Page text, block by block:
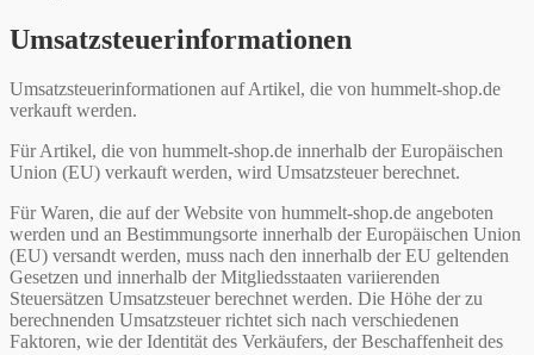
Umsatzsteuerinformationen
Umsatzsteuerinformationen auf Artikel, die von hummelt-shop.de
verkauft werden.
Für Artikel, die von hummelt-shop.de innerhalb der Europäischen
Union (EU) verkauft werden, wird Umsatzsteuer berechnet.
Für Waren, die auf der Website von hummelt-shop.de angeboten
werden und an Bestimmungsorte innerhalb der Europäischen Union
(EU) versandt werden, muss nach den innerhalb der EU geltenden
Gesetzen und innerhalb der Mitgliedsstaaten variierenden
Steuersätzen Umsatzsteuer berechnet werden. Die Höhe der zu
berechnenden Umsatzsteuer richtet sich nach verschiedenen
Faktoren, wie der Identität des Verkäufers, der Beschaffenheit des